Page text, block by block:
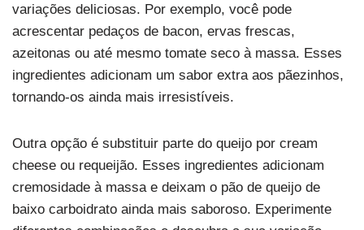
variações deliciosas. Por exemplo, você pode
acrescentar pedaços de bacon, ervas frescas,
azeitonas ou até mesmo tomate seco à massa. Esses
ingredientes adicionam um sabor extra aos pãezinhos,
tornando-os ainda mais irresistíveis.
Outra opção é substituir parte do queijo por cream
cheese ou requeijão. Esses ingredientes adicionam
cremosidade à massa e deixam o pão de queijo de
baixo carboidrato ainda mais saboroso. Experimente